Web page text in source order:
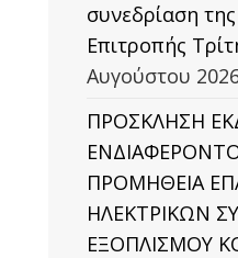
συνεδρίαση
Επιτροπής
Αυγούστου
ΠΡΟΣΚΛΗΣΗ
ΠΡΟΜΗΘΕΙΑ
ΗΛΕΚΤΡΙΚΩΝ
ΕΞΟΠΛΙΣΜΟΥ